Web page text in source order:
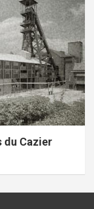
du Cazier